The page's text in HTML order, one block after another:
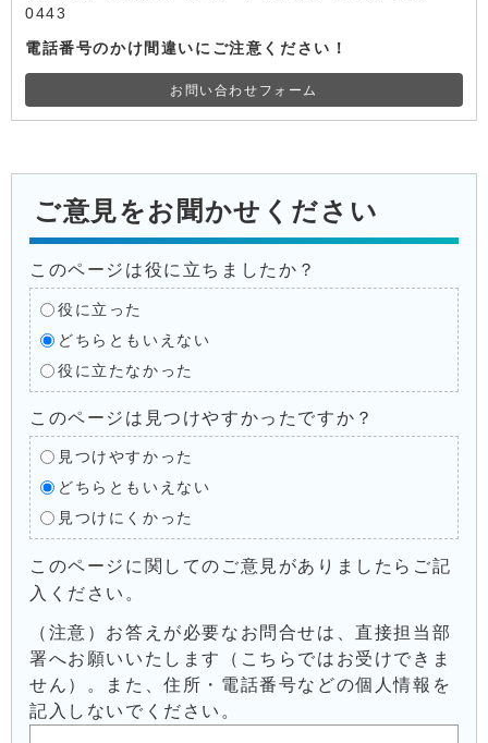
0443
電話番号のかけ間違いにご注意ください！
お問い合わせフォーム
ご意見をお聞かせください
このページは役に立ちましたか？
役に立った
どちらともいえない
役に立たなかった
このページは見つけやすかったですか？
見つけやすかった
どちらともいえない
見つけにくかった
このページに関してのご意見がありましたらご記
入ください。
（注意）お答えが必要なお問合せは、直接担当部
署へお願いいたします（こちらではお受けできま
せん）。また、住所・電話番号などの個人情報を
記入しないでください。